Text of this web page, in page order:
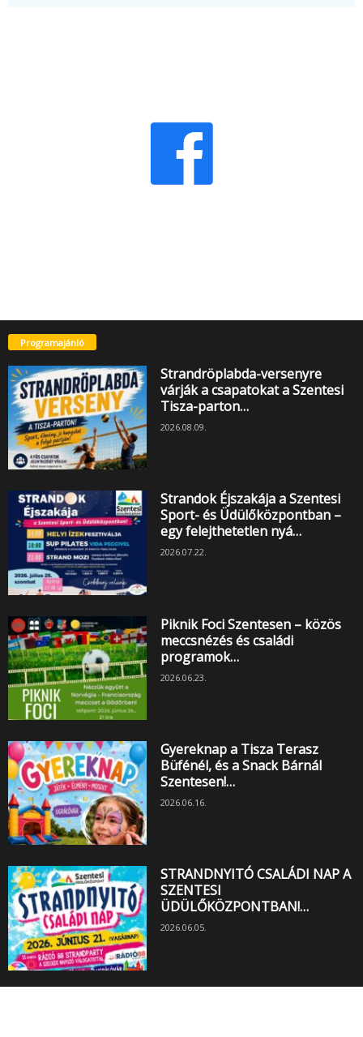
Programajánló
Strandröplabda-versenyre
várják a csapatokat a Szentesi
Tisza-parton…
2026.08.09.
Strandok Éjszakája a Szentesi
Sport- és Üdülőközpontban –
egy felejthetetlen nyá…
2026.07.22.
Piknik Foci Szentesen – közös
meccsnézés és családi
programok…
2026.06.23.
Gyereknap a Tisza Terasz
Büfénél, és a Snack Bárnál
Szentesen!…
2026.06.16.
STRANDNYITÓ CSALÁDI NAP A
SZENTESI
ÜDÜLŐKÖZPONTBAN!…
2026.06.05.